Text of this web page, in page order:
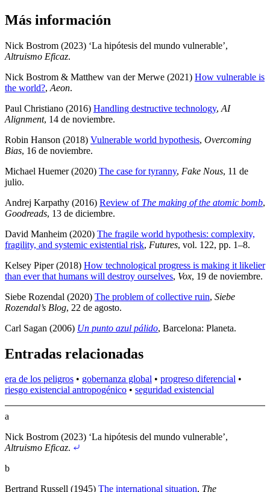
Más información
Nick Bostrom (2023) ‘La hipótesis del mundo vulnerable’,
Altruismo Eficaz.
Nick Bostrom & Matthew van der Merwe (2021) How vulnerable is
the world?, Aeon.
Paul Christiano (2016) Handling destructive technology, AI
Alignment, 14 de noviembre.
Robin Hanson (2018) Vulnerable world hypothesis, Overcoming
Bias, 16 de noviembre.
Michael Huemer (2020) The case for tyranny, Fake Nous, 11 de
julio.
Andrej Karpathy (2016) Review of The making of the atomic bomb,
Goodreads, 13 de diciembre.
David Manheim (2020) The fragile world hypothesis: complexity,
fragility, and systemic existential risk, Futures, vol. 122, pp. 1–8.
Kelsey Piper (2018) How technological progress is making it likelier
than ever that humans will destroy ourselves, Vox, 19 de noviembre.
Siebe Rozendal (2020) The problem of collective ruin, Siebe
Rozendal’s Blog, 22 de agosto.
Carl Sagan (2006) Un punto azul pálido, Barcelona: Planeta.
Entradas relacionadas
era de los peligros • gobernanza global • progreso diferencial •
riesgo existencial antropogénico • seguridad existencial
a
Nick Bostrom (2023) ‘La hipótesis del mundo vulnerable’,
Altruismo Eficaz.
b
Bertrand Russell (1945) The international situation, The